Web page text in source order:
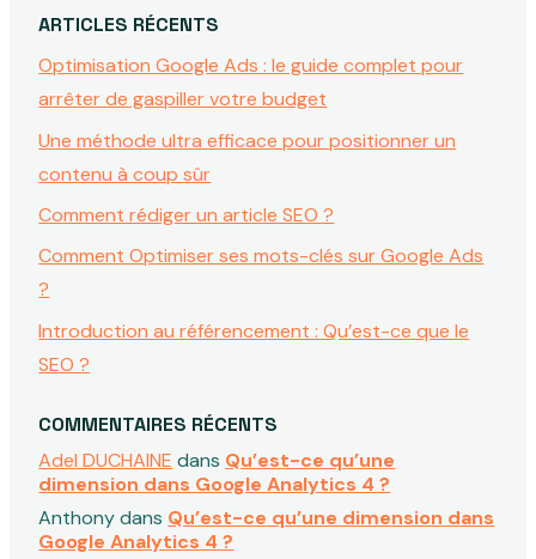
ARTICLES RÉCENTS
Optimisation Google Ads : le guide complet pour
arrêter de gaspiller votre budget
Une méthode ultra efficace pour positionner un
contenu à coup sûr
Comment rédiger un article SEO ?
Comment Optimiser ses mots-clés sur Google Ads
?
Introduction au référencement : Qu’est-ce que le
SEO ?
COMMENTAIRES RÉCENTS
Adel DUCHAINE dans Qu’est-ce qu’une
dimension dans Google Analytics 4 ?
Anthonydans Qu’est-ce qu’une dimension dans
Google Analytics 4 ?